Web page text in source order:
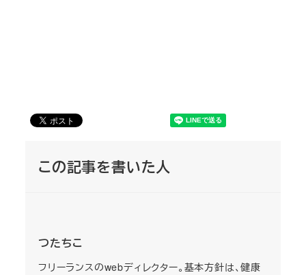
この記事を書いた人
つたちこ
フリーランスのwebディレクター。基本方針は、健康